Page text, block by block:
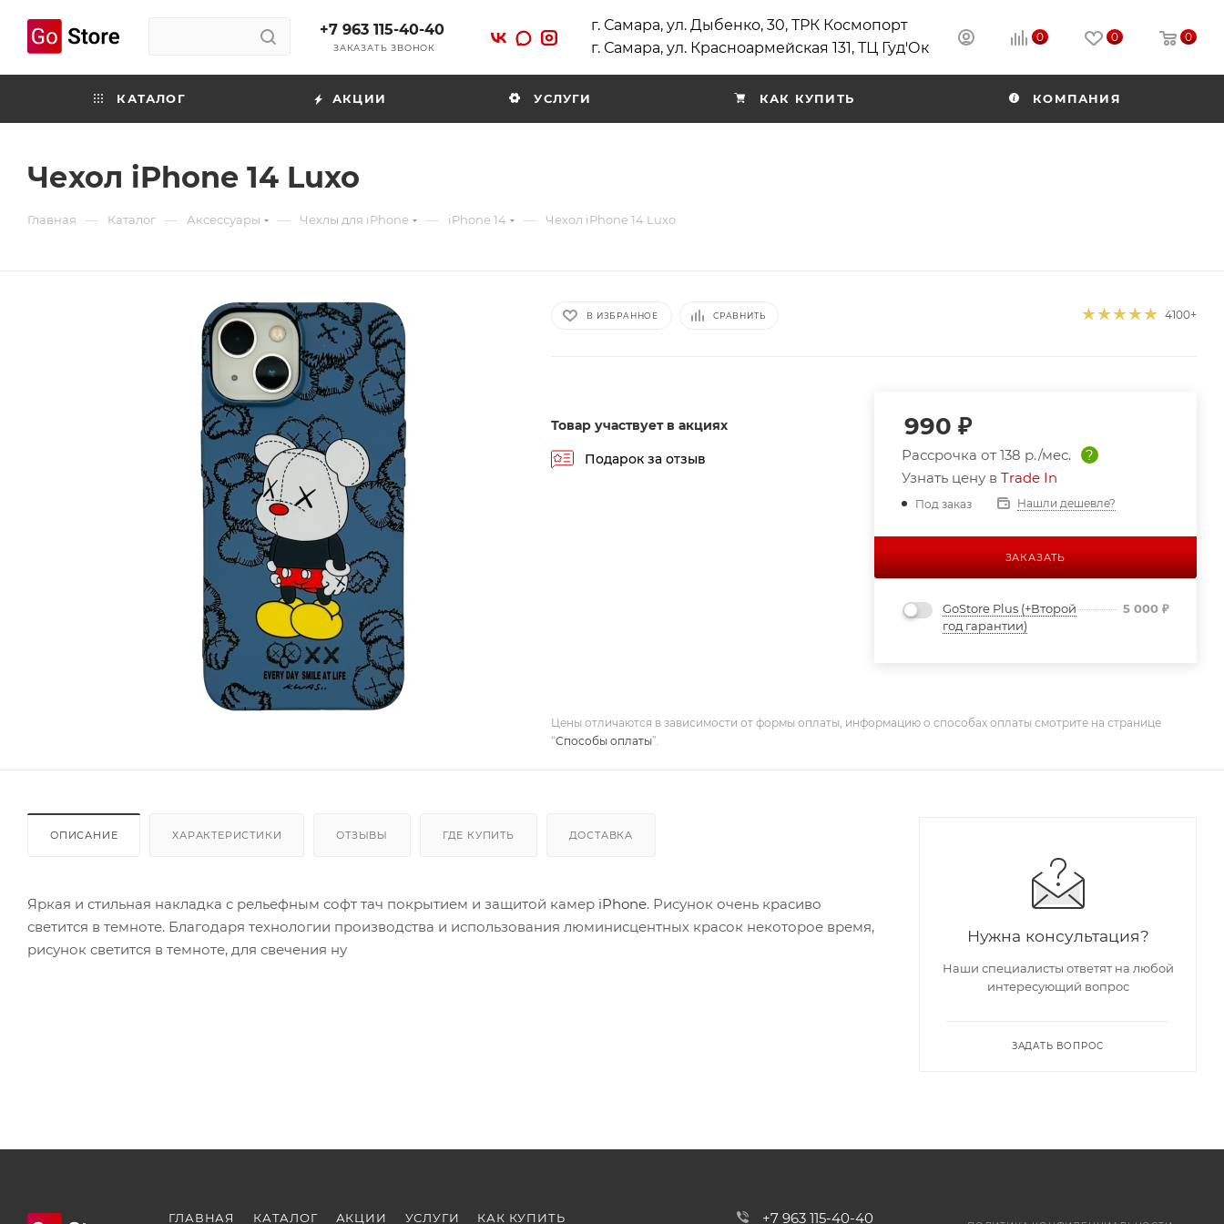
+7 963 115-40-40
ЗАКАЗАТЬ ЗВОНОК
г. Самара, ул. Дыбенко, 30, ТРК Космопорт
г. Самара, ул. Красноармейская 131, ТЦ Гуд'Ок
0 0 0
КАТАЛОГ АКЦИИ УСЛУГИ КАК КУПИТЬ КОМПАНИЯ
Чехол iPhone 14 Luxo
Главная — Каталог — Аксессуары — Чехлы для iPhone — iPhone 14 — Чехол iPhone 14 Luxo
В ИЗБРАННОЕ СРАВНИТЬ 4100+
Товар участвует в акциях
Подарок за отзыв
990 ₽
Рассрочка от 138 р./мес.
?
Узнать цену в Trade In
Под заказ Нашли дешевле?
ЗАКАЗАТЬ
GoStore Plus (+Второй
год гарантии)
5 000₽
Цены отличаются в зависимости от формы оплаты, информацию о способах оплаты смотрите на странице
“Способы оплаты”.
ОПИСАНИЕ ХАРАКТЕРИСТИКИ ОТЗЫВЫ ГДЕ КУПИТЬ ДОСТАВКА
Яркая и стильная накладка с рельефным софт тач покрытием и защитой камер iPhone. Рисунок очень красиво
светится в темноте. Благодаря технологии производства и использования люминисцентных красок некоторое время,
рисунок светится в темноте, для свечения ну
Нужна консультация?
Наши специалисты ответят на любой
интересующий вопрос
ЗАДАТЬ ВОПРОС
ГЛАВНАЯ КАТАЛОГ АКЦИИ УСЛУГИ КАК КУПИТЬ +7 963 115-40-40